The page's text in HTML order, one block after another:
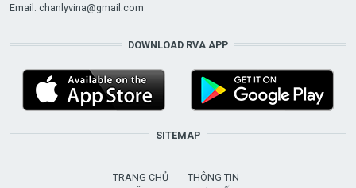
Email: chanlyvina@gmail.com
DOWNLOAD RVA APP
SITEMAP
TRANG CHỦ
THÔNG TIN